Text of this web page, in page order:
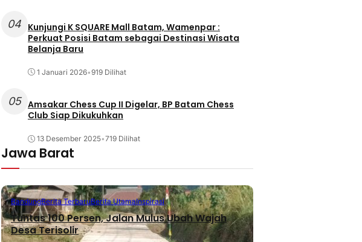
04 Kunjungi K SQUARE Mall Batam, Wamenpar :
Perkuat Posisi Batam sebagai Destinasi Wisata
Belanja Baru
1 Januari 2026•919 Dilihat
05 Amsakar Chess Cup II Digelar, BP Batam Chess
Club Siap Dikukuhkan
13 Desember 2025•719 Dilihat
Jawa Barat
BandungBerita TerbaruBerita UtamaInspirasi
Tuntas 100 Persen, Jalan Mulus Ubah Wajah
Desa Terisolir